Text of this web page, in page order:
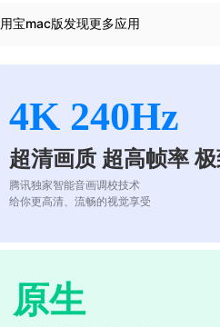
宝mac版发现更多应用
4K 240Hz
超清画质 超高帧率
腾讯独家智能音画调校技术
给你更高清、流畅的视觉享受
原生